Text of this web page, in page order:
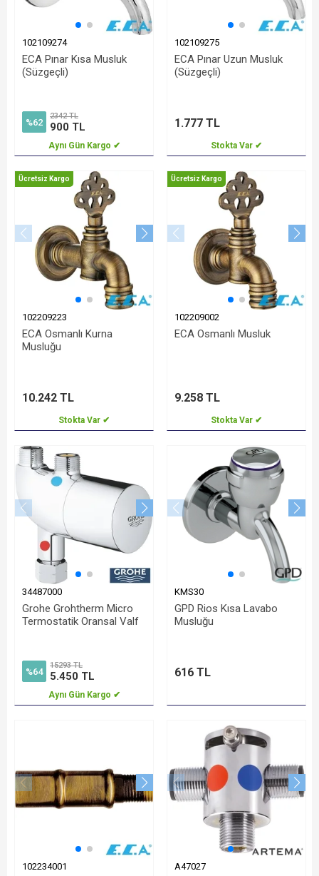
102109274
ECA Pınar Kısa Musluk
(Süzgeçli)
%62
2342 TL
900 TL
Aynı Gün Kargo ✔
102109275
ECA Pınar Uzun Musluk
(Süzgeçli)
1.777 TL
Stokta Var ✔
Ücretsiz Kargo
102209223
ECA Osmanlı Kurna
Musluğu
10.242 TL
Stokta Var ✔
Ücretsiz Kargo
102209002
ECA Osmanlı Musluk
9.258 TL
Stokta Var ✔
34487000
Grohe Grohtherm Micro
Termostatik Oransal Valf
%64
15293 TL
5.450 TL
Aynı Gün Kargo ✔
KMS30
GPD Rios Kısa Lavabo
Musluğu
616 TL
102234001 A47027